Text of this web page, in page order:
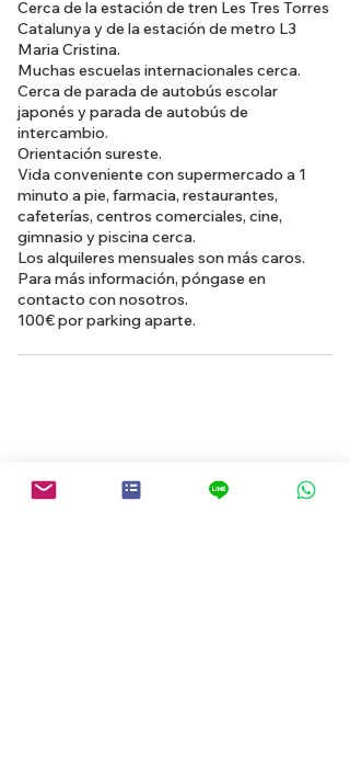
Cerca de la estación de tren Les Tres Torres
Catalunya y de la estación de metro L3
Maria Cristina.
Muchas escuelas internacionales cerca.
Cerca de parada de autobús escolar
japonés y parada de autobús de
intercambio.
Orientación sureste.
Vida conveniente con supermercado a 1
minuto a pie, farmacia, restaurantes,
cafeterías, centros comerciales, cine,
gimnasio y piscina cerca.
Los alquileres mensuales son más caros.
Para más información, póngase en
contacto con nosotros.
100€ por parking aparte.